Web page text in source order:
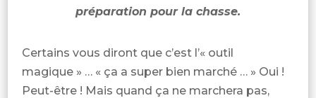
préparation pour la chasse.
Certains vous diront que c’est l’« outil
magique » … « ça a super bien marché … » Oui !
Peut-être ! Mais quand ça ne marchera pas,